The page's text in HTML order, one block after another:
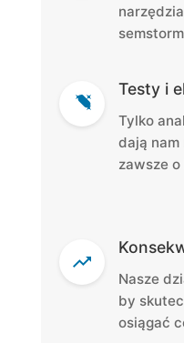
Testy i
Tylko
dają
zawsze
Nasze
by
osiągać